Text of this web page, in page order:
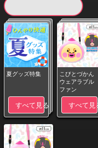
夏グッズ特集
すべて見る
こびとづかん
ウェアラブル
ファン
すべて見